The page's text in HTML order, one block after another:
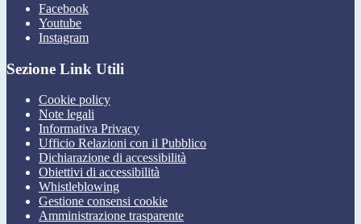
Facebook
Youtube
Instagram
Sezione Link Utili
Cookie policy
Note legali
Informativa Privacy
Ufficio Relazioni con il Pubblico
Dichiarazione di accessibilità
Obiettivi di accessibilità
Whistleblowing
Gestione consensi cookie
Amministrazione trasparente